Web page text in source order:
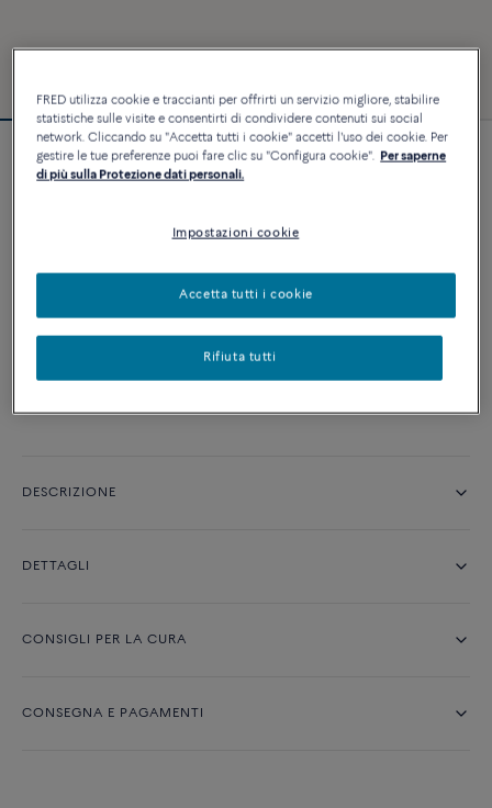
Bracciale Force 10
PERSONALIZZA
AGGIUNGI AL CARRELLO
Contattataci per qualsiasi domanda sulle misure
DESCRIZIONE
DETTAGLI
CONSIGLI PER LA CURA
CONSEGNA E PAGAMENTI
FRED utilizza cookie e traccianti per offrirti un servizio migliore, stabilire
statistiche sulle visite e consentirti di condividere contenuti sui social
network. Cliccando su "Accetta tutti i cookie" accetti l'uso dei cookie. Per
gestire le tue preferenze puoi fare clic su "Configura cookie". Per saperne
di più sulla Protezione dati personali.
Impostazioni cookie
Rifiuta tutti
Accetta tutti i cookie